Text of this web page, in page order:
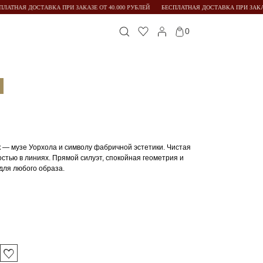
ДОСТАВКА ПРИ ЗАКАЗЕ ОТ 40.000 РУБЛЕЙ БЕСПЛАТНАЯ ДОСТАВКА ПРИ
0
музе Уорхола и символу фабричной эстетики. Чистая
в линиях. Прямой силуэт, спокойная геометрия и
любого образа.